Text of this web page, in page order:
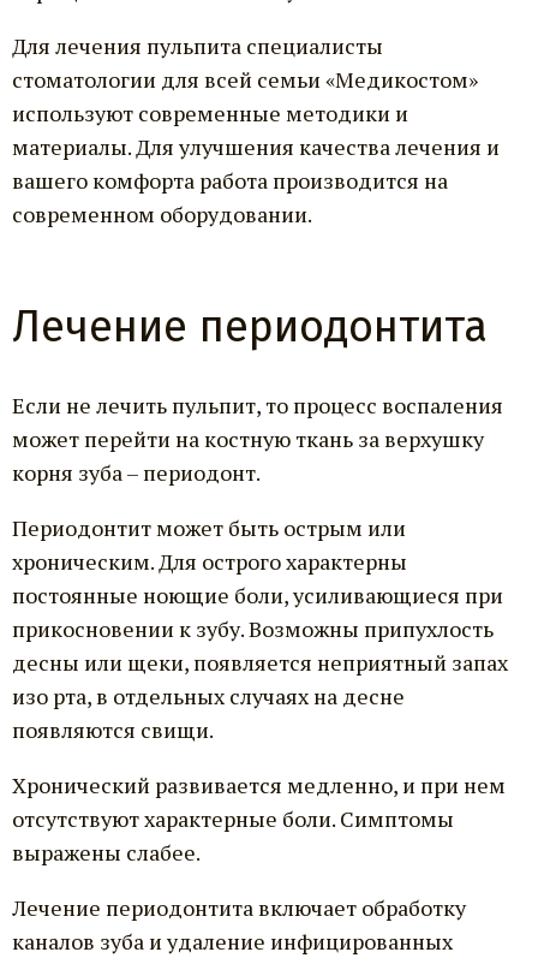
Для лечения пульпита специалисты
стоматологии для всей семьи «Медикостом»
используют современные методики и
материалы. Для улучшения качества лечения и
вашего комфорта работа производится на
современном оборудовании.
Лечение периодонтита
Если не лечить пульпит, то процесс воспаления
может перейти на костную ткань за верхушку
корня зуба – периодонт.
Периодонтит может быть острым или
хроническим. Для острого характерны
постоянные ноющие боли, усиливающиеся при
прикосновении к зубу. Возможны припухлость
десны или щеки, появляется неприятный запах
изо рта, в отдельных случаях на десне
появляются свищи.
Хронический развивается медленно, и при нем
отсутствуют характерные боли. Симптомы
выражены слабее.
Лечение периодонтита включает обработку
каналов зуба и удаление инфицированных